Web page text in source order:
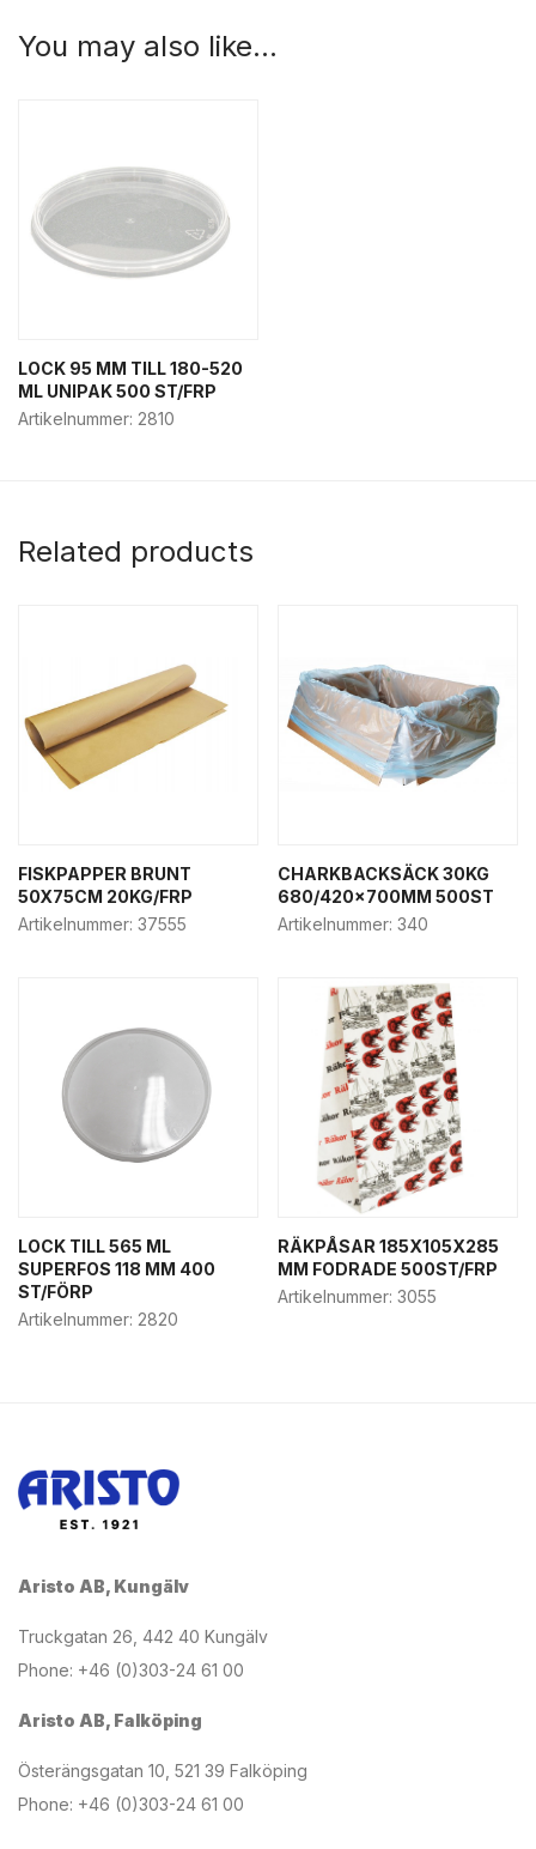
You may also like…
LOCK 95 MM TILL 180-520
ML UNIPAK 500 ST/FRP
Artikelnummer: 2810
Related products
FISKPAPPER BRUNT
50X75CM 20KG/FRP
Artikelnummer: 37555
CHARKBACKSÄCK 30KG
680/420x700MM 500ST
Artikelnummer: 340
LOCK TILL 565 ML
SUPERFOS 118 MM 400
ST/FÖRP
Artikelnummer: 2820
RÄKPÅSAR 185X105X285
MM FODRADE 500ST/FRP
Artikelnummer: 3055
Aristo AB, Kungälv
Truckgatan 26, 442 40 Kungälv
Phone: +46 (0)303-24 61 00
Aristo AB, Falköping
Österängsgatan 10, 521 39 Falköping
Phone: +46 (0)303-24 61 00